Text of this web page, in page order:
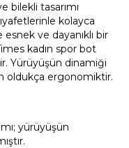
bilekli tasarımı
kolayca
ve dayanıklı bir
kadın spor bot
Yürüyüşün dinamiği
oldukça ergonomiktir.
yürüyüşün